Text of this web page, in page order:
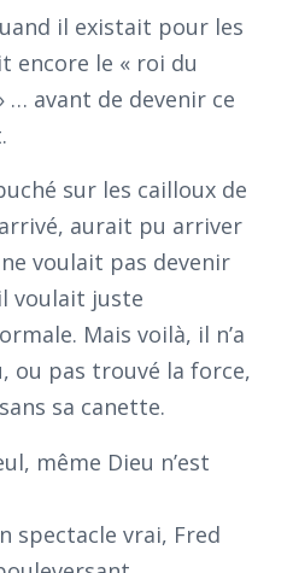
il existait pour les
encore le « roi du
… avant de devenir ce
sur les cailloux de
aurait pu arriver
voulait pas devenir
voulait juste
Mais voilà, il n’a
ou pas trouvé la force,
sa canette.
même Dieu n’est
spectacle vrai, Fred